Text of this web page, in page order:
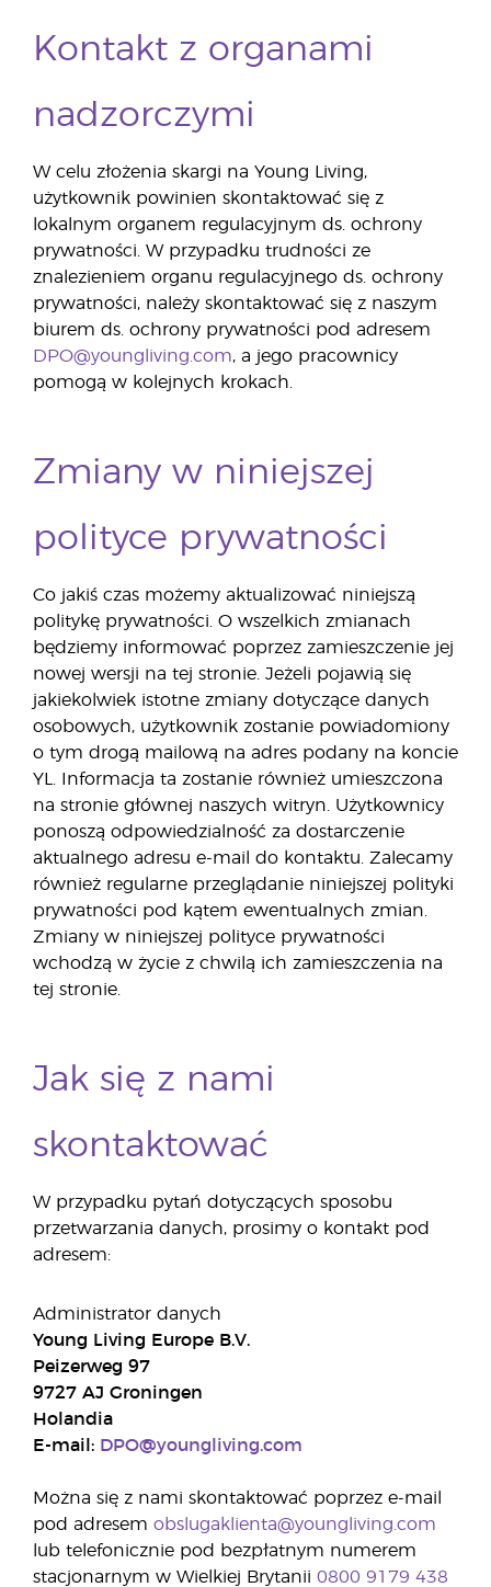
Kontakt z organami
nadzorczymi
W celu złożenia skargi na Young Living,
użytkownik powinien skontaktować się z
lokalnym organem regulacyjnym ds. ochrony
prywatności. W przypadku trudności ze
znalezieniem organu regulacyjnego ds. ochrony
prywatności, należy skontaktować się z naszym
biurem ds. ochrony prywatności pod adresem
DPO@youngliving.com, a jego pracownicy
pomogą w kolejnych krokach.
Zmiany w niniejszej
polityce prywatności
Co jakiś czas możemy aktualizować niniejszą
politykę prywatności. O wszelkich zmianach
będziemy informować poprzez zamieszczenie jej
nowej wersji na tej stronie. Jeżeli pojawią się
jakiekolwiek istotne zmiany dotyczące danych
osobowych, użytkownik zostanie powiadomiony
o tym drogą mailową na adres podany na koncie
YL. Informacja ta zostanie również umieszczona
na stronie głównej naszych witryn. Użytkownicy
ponoszą odpowiedzialność za dostarczenie
aktualnego adresu e-mail do kontaktu. Zalecamy
również regularne przeglądanie niniejszej polityki
prywatności pod kątem ewentualnych zmian.
Zmiany w niniejszej polityce prywatności
wchodzą w życie z chwilą ich zamieszczenia na
tej stronie.
Jak się z nami
skontaktować
W przypadku pytań dotyczących sposobu
przetwarzania danych, prosimy o kontakt pod
adresem:
Administrator danych
Young Living Europe B.V.
Peizerweg 97
9727 AJ Groningen
Holandia
E-mail: DPO@youngliving.com
Można się z nami skontaktować poprzez e-mail
pod adresem obslugaklienta@youngliving.com
lub telefonicznie pod bezpłatnym numerem
stacjonarnym w Wielkiej Brytanii 0800 9179 438